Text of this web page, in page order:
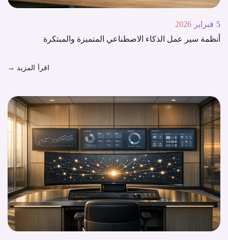
5 فبراير 2026
أنظمة سير عمل الذكاء الاصطناعي المتميزة والمبتكرة
اقرأ المزيد →